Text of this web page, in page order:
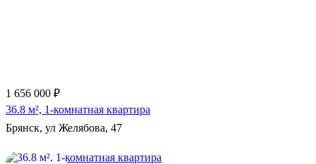
1 656 000 ₽
36.8 м², 1-комнатная квартира
Брянск, ул Желябова, 47